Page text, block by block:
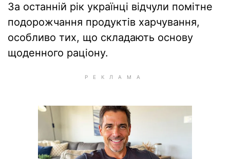
За останній рік українці відчули помітне
подорожчання продуктів харчування,
особливо тих, що складають основу
щоденного раціону.